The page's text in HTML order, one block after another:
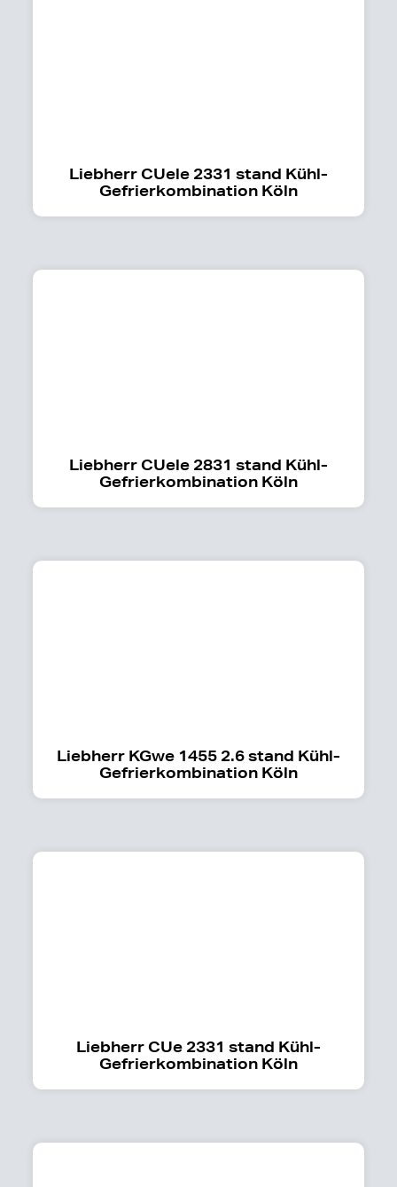
Liebherr CUele 2331 stand Kühl-
Gefrierkombination Köln
Liebherr CUele 2831 stand Kühl-
Gefrierkombination Köln
Liebherr KGwe 1455 2.6 stand Kühl-
Gefrierkombination Köln
Liebherr CUe 2331 stand Kühl-
Gefrierkombination Köln